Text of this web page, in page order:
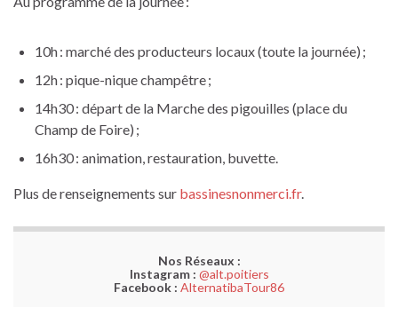
10h : marché des producteurs locaux (toute la journée) ;
12h : pique-nique champêtre ;
14h30 : départ de la Marche des pigouilles (place du
Champ de Foire) ;
16h30 : animation, restauration, buvette.
Plus de renseignements sur bassinesnonmerci.fr.
Nos Réseaux :
Instagram : @alt.poitiers
Facebook : AlternatibaTour86